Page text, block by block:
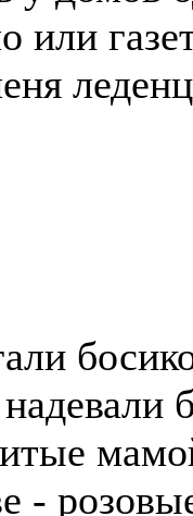
или
-